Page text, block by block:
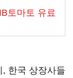
IB토마토 유료
한국 상장사들